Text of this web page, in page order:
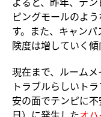
ピングモールのよ
す。また、キャン
険度は増していく傾
現在まで、ルームメ
トラブルらしいト
安の面でテンピに